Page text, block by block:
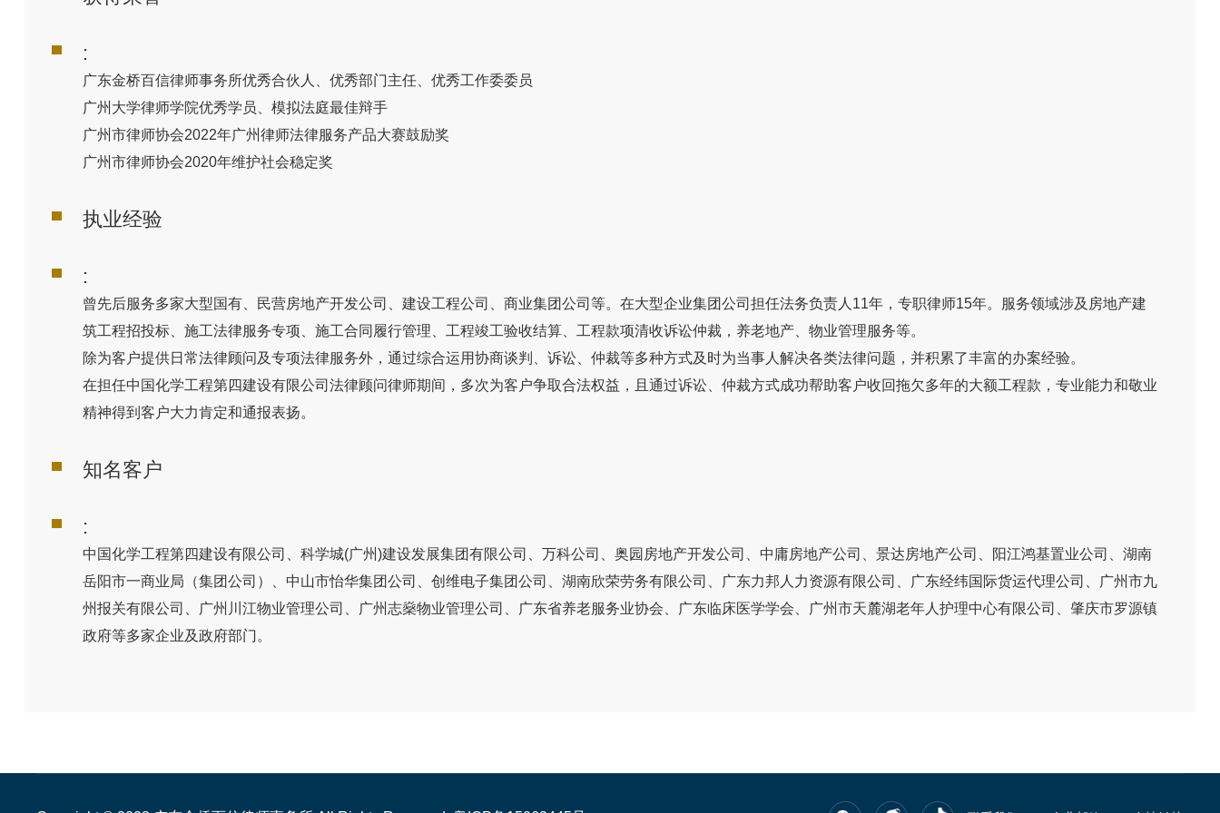
:
广东金桥百信律师事务所优秀合伙人、优秀部门主任、优秀工作委委员
广州大学律师学院优秀学员、模拟法庭最佳辩手
广州市律师协会2022年广州律师法律服务产品大赛鼓励奖
广州市律师协会2020年维护社会稳定奖
执业经验
:
曾先后服务多家大型国有、民营房地产开发公司、建设工程公司、商业集团公司等。在大型企业集团公司担任法务负责人 11年，专职律师15年。服务领域涉及房地产建
筑工程招投标、施工法律服务专项、施工合同履行管理、工程竣工验收结算、工程款项清收诉讼仲裁，养老地产、物业管理服务等。
除为客户提供日常法律顾问及专项法律服务外，通过综合运用协商谈判、诉讼、仲裁等多种方式及时为当事人解决各类法律问题，并积累了丰富的办案经验。
在担任中国化学工程第四建设有限公司法律顾问律师期间，多次为客户争取合法权益，且通过诉讼、仲裁方式成功帮助客户收回拖欠多年的大额工程款，专业能力和敬业
精神得到客户大力肯定和通报表扬。
知名客户
:
中国化学工程第四建设有限公司、科学城(广州)建设发展集团有限公司、万科公司、奥园房地产开发公司、中庸房地产公司、景达房地产公司、阳江鸿基置业公司、湖南
岳阳市一商业局（集团公司）、中山市怡华集团公司、创维电子集团公司、湖南欣荣劳务有限公司、广东力邦人力资源有限公司、广东经纬国际货运代理公司、广州市九
州报关有限公司、广州川江物业管理公司、广州志燊物业管理公司、广东省养老服务业协会、广东临床医学学会、广州市天麓湖老年人护理中心有限公司、肇庆市罗源镇
政府等多家企业及政府部门。